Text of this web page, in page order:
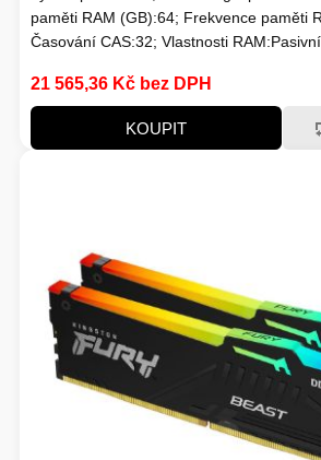
paměti RAM (GB):64; Frekvence paměti
Časování CAS:32; Vlastnosti
21 565,36 Kč bez DPH
KOUPIT